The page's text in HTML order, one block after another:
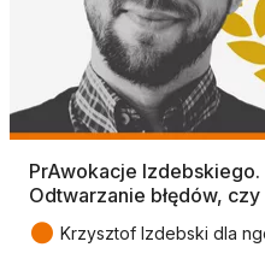
PrAwokacje
Odtwarzanie błędów,
● Krzysztof Izdebski dla